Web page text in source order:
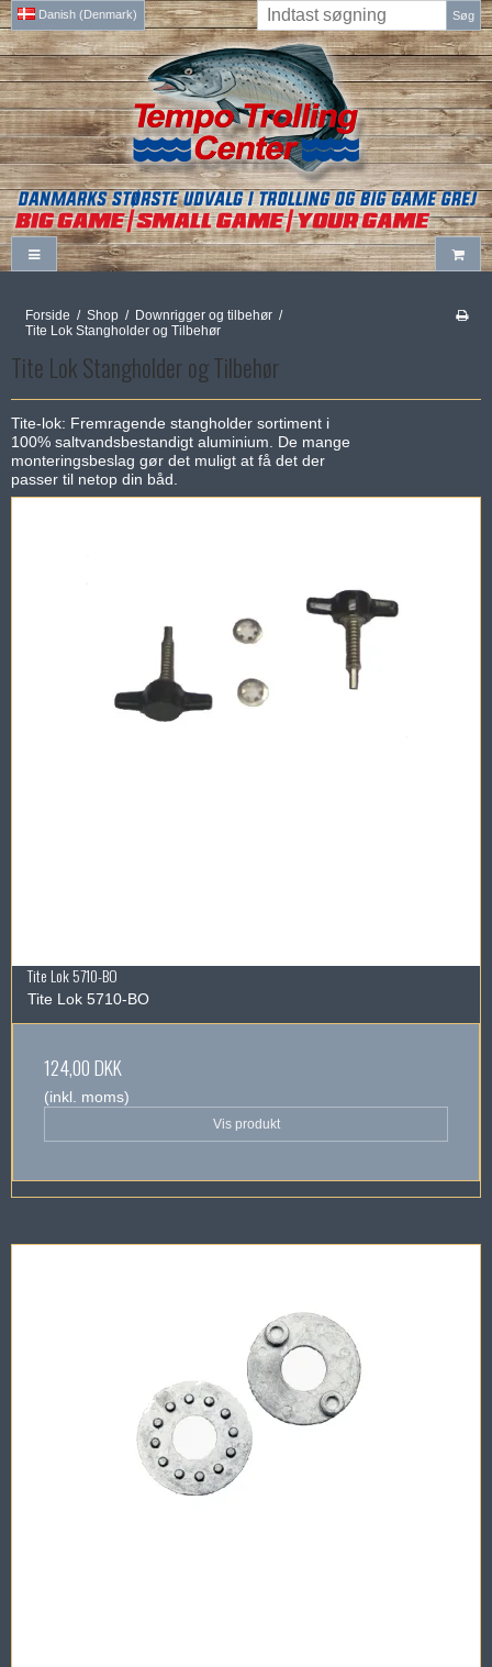
Danish (Denmark) Søg
Forside / Shop / Downrigger og tilbehør /
Tite Lok Stangholder og Tilbehør
Tite Lok Stangholder og Tilbehør
Tite-lok: Fremragende stangholder sortiment i
100% saltvandsbestandigt aluminium. De mange
monteringsbeslag gør det muligt at få det der
passer til netop din båd.
Tite Lok 5710-BO
Tite Lok 5710-BO
124,00 DKK
(inkl. moms)
Vis produkt